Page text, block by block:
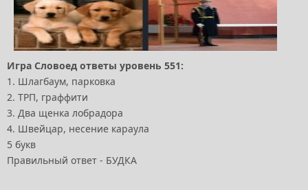
Игра Словоед ответы уровень 551:
1. Шлагбаум, парковка
2. ТРП, граффити
3. Два щенка лобрадора
4. Швейцар, несение караула
5 букв
Правильный ответ - БУДКА